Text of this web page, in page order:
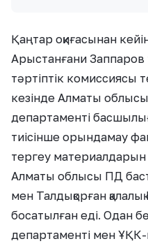
Қаңтар оқиғасынан
Арыстанғани Заппаров
тәртіптік комиссиясы
кезінде Алматы
департаменті
тиісінше орындамау
тергеу материалдарын
Алматы облысы ПД
мен Талдықорған
босатылған еді. Одан
департаменті мен